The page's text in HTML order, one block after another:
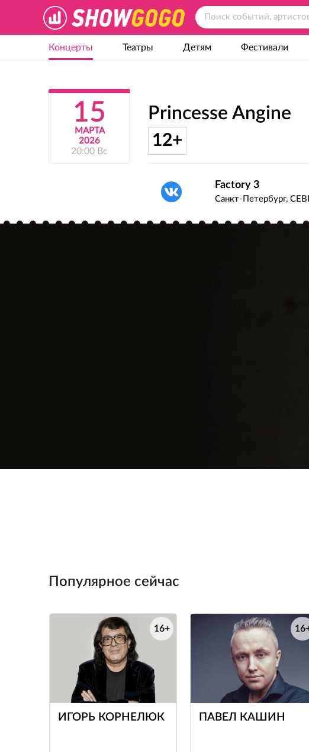
Концерты Театры Детям Фестивали
15
МАРТА
2026
20:00 Вс
Princesse Angine
12+
Factory 3
Санкт-Петербург,
Популярное сейчас
ИГОРЬ КОРНЕЛЮК
16+
е
ПАВЕЛ КАШИН